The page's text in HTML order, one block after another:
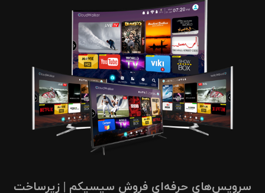
سرویس‌های حرفه‌ای فروش سیسیکم | زیرساخت